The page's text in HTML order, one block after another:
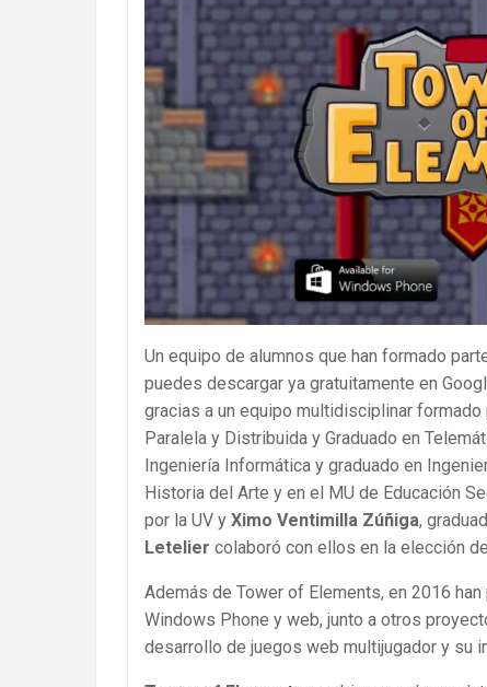
Un equipo de alumnos que han formado
puedes descargar ya gratuitamente en
gracias a un equipo multidisciplinar formado
Paralela y Distribuida y Graduado en
Ingeniería Informática y graduado en
Historia del Arte y en el MU de Educación
por la UV y Ximo Ventimilla Zúñiga,
Letelier colaboró con ellos en la elección
Además de Tower of Elements, en 2016
Windows Phone y web, junto a otros
desarrollo de juegos web multijugador y su